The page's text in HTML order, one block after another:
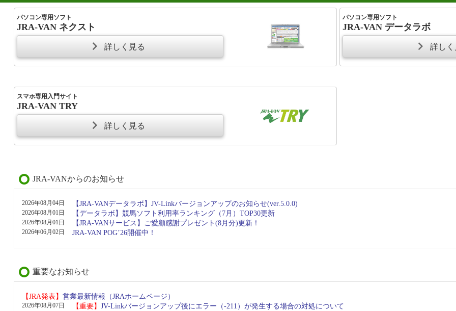
パソコン専用ソフト
JRA-VAN ネクスト
詳しく見る
パソコン専用ソフト
JRA-VAN データラボ
詳し
スマホ専用入門サイト
JRA-VAN TRY
詳しく見る
JRA-VANからのお知らせ
2026年08月04日 【JRA-VANデータラボ】JV-Linkバージョンアップのお知らせ(ver.5.0.0)
2026年08月01日 【データラボ】競馬ソフト利用率ランキング（7月）TOP30更新
2026年08月01日 【JRA-VANサービス】ご愛顧感謝プレゼント(8月分)更新！
2026年06月02日 JRA-VAN POG’26開催中！
重要なお知らせ
【JRA発表】 営業最新情報（JRAホームページ）
2026年08月07日 【重要】 JV-Linkバージョンアップ後にエラー（-211）が発生する場合の対処について